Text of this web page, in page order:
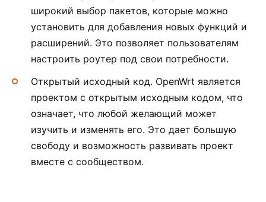
широкий выбор пакетов, которые можно
установить для добавления новых функций и
расширений. Это позволяет пользователям
настроить роутер под свои потребности.
Открытый исходный код. OpenWrt является
проектом с открытым исходным кодом, что
означает, что любой желающий может
изучить и изменять его. Это дает большую
свободу и возможность развивать проект
вместе с сообществом.